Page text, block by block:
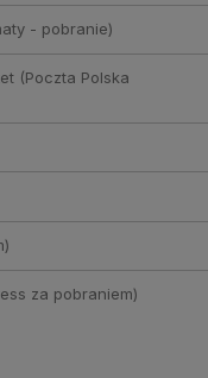
- pobranie)
(Poczta Polska
za pobraniem)